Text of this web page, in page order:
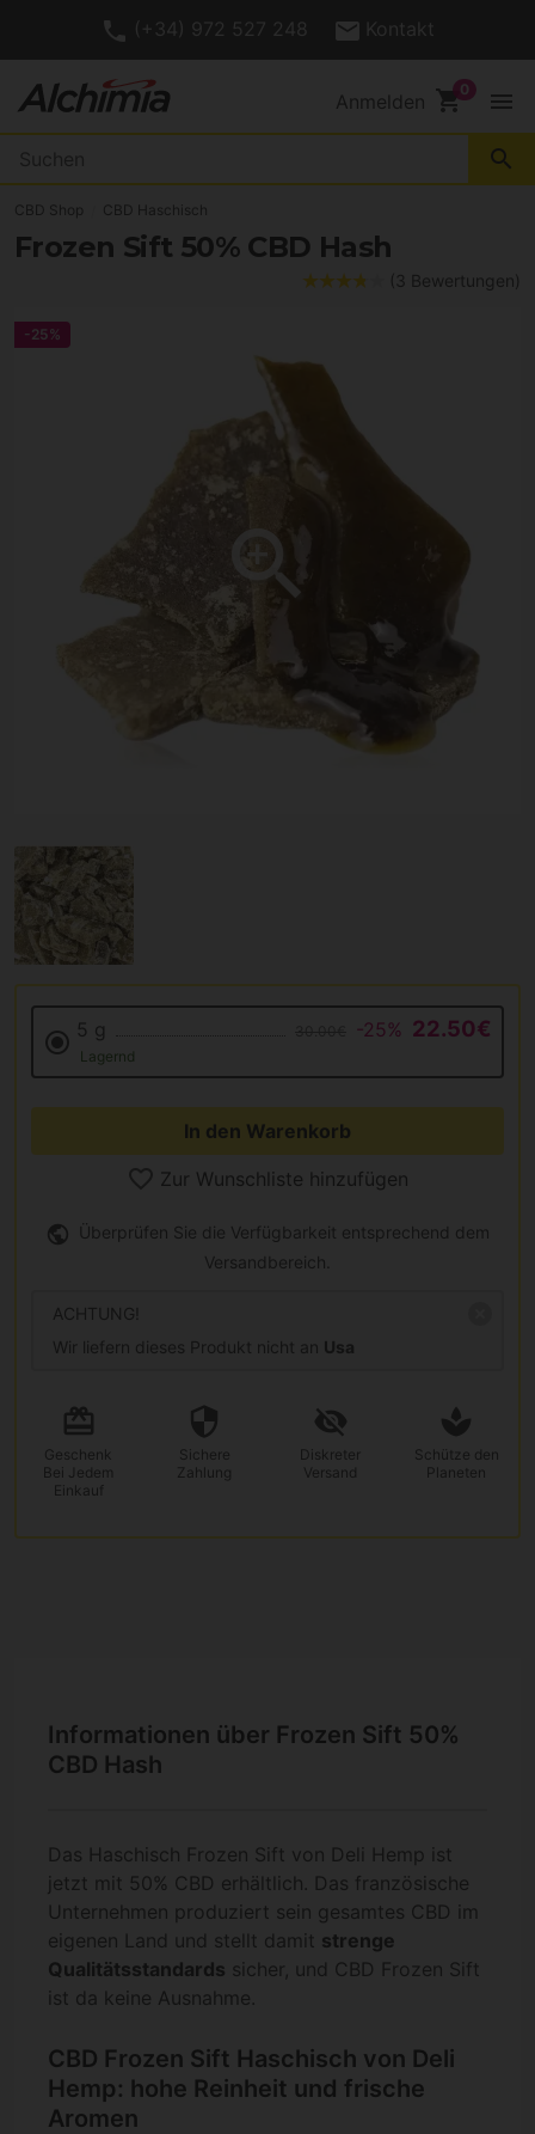
(+34) 972 527 248 Kontakt
Anmelden shopping_cart menu
search
CBD Shop CBD Haschisch
Frozen Sift 50% CBD Hash
(3 Bewertungen)
-25%
5 g -25% 22.50€
Lagernd
In den Warenkorb
Zur Wunschliste hinzufügen
Überprüfen Sie die Verfügbarkeit entsprechend dem
Versandbereich.
ACHTUNG!
Wir liefern dieses Produkt nicht an Usa
Geschenk
Bei Jedem
Einkauf
Sichere
Zahlung
Diskreter
Versand
Schütze den
Planeten
Informationen über Frozen Sift 50%
CBD Hash
Das Haschisch Frozen Sift von Deli Hemp ist
jetzt mit 50% CBD erhältlich. Das französische
Unternehmen produziert sein gesamtes CBD im
eigenen Land und stellt damit strenge
Qualitätsstandards sicher, und CBD Frozen Sift
ist da keine Ausnahme.
CBD Frozen Sift Haschisch von Deli
Hemp: hohe Reinheit und frische
Aromen